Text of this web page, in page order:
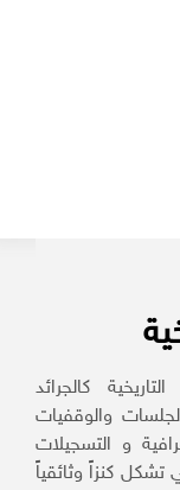
كالجرائد
والوقفيات
و التسجيلات
كنزاً وثائقياً